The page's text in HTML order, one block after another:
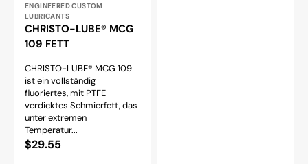
Anbieter:
ENGINEERED CUSTOM
LUBRICANTS
CHRISTO-LUBE® MCG
109 FETT
CHRISTO-LUBE® MCG 109
ist ein vollständig
fluoriertes, mit PTFE
verdicktes Schmierfett, das
unter extremen
Temperatur...
Normaler
$29.55